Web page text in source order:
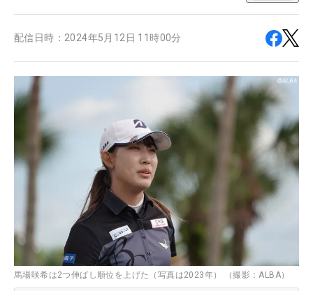
配信日時： 2024年5月12日 11時00分
馬場咲希は2つ伸ばし順位を上げた（写真は2023年） （撮影：ALBA）